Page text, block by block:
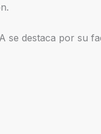
se destaca por su